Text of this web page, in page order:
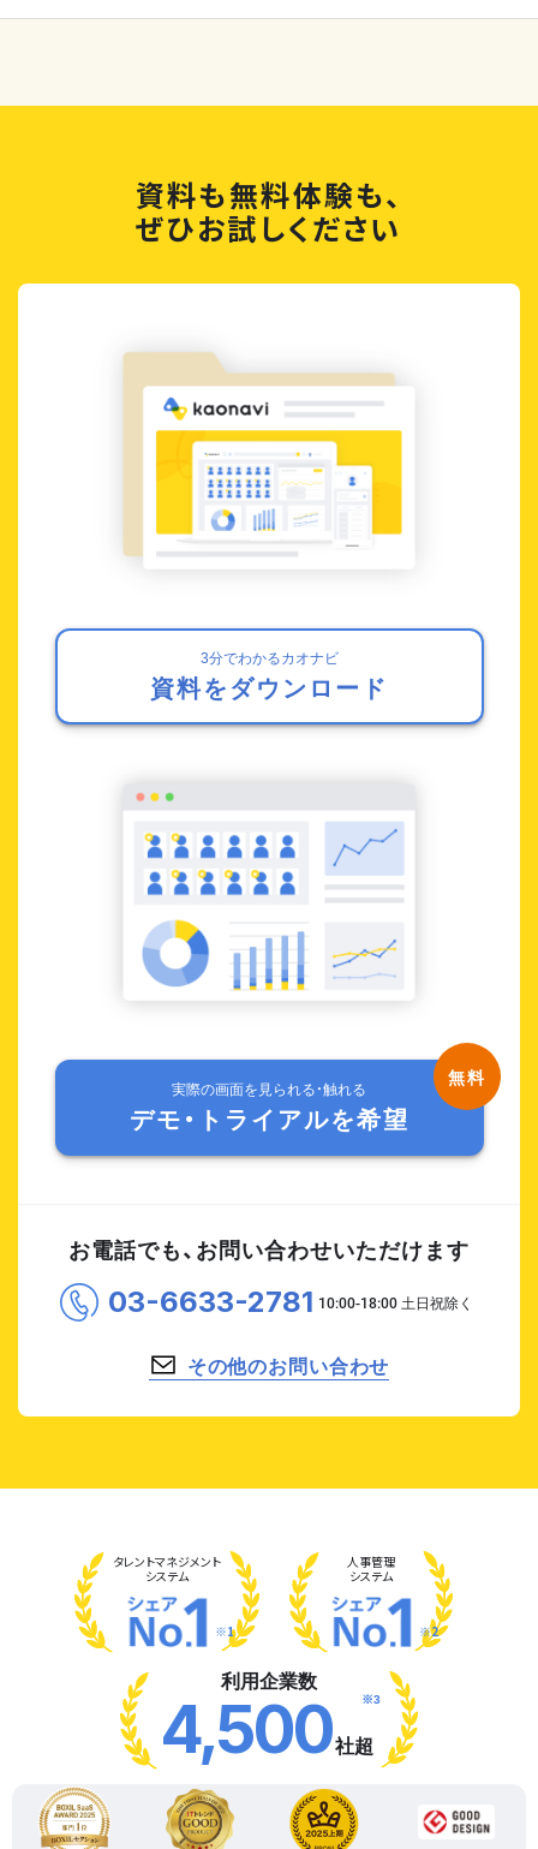
資料も無料体験も、
ぜひお試しください
3分でわかるカオナビ
資料をダウンロード
実際の画面を見られる・触れる
デモ・トライアルを希望
お電話でも、お問い合わせいただけます
03-6633-2781
その他のお問い合わせ
タレントマネジメント
システム
※1
人事管理
システム
※2
利用企業数
4,500社超
※3